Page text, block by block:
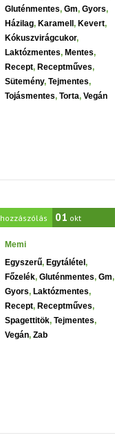
Gluténmentes, Gm, Gyors,
Házilag, Karamell , Kevert,
Kókuszvirágcukor,
Laktózmentes, Mentes,
Recept, Receptműves,
Sütemény, Tejmentes,
Tojásmentes, Torta, Vegán
hozzászólás 01 okt
Memi
Egyszerű, Egytálétel ,
Főzelék, Gluténmentes, Gm,
Gyors, Laktózmentes,
Recept, Receptműves,
Spagettitök, Tejmentes,
Vegán, Zab